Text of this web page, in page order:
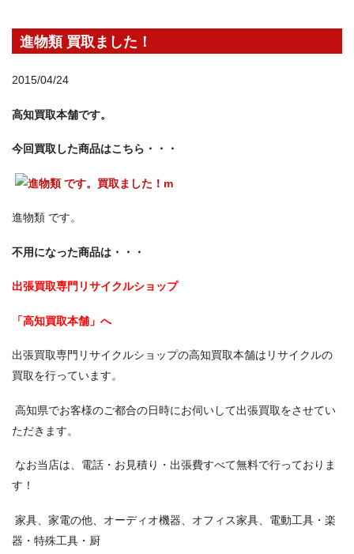
進物類 買取ました！
2015/04/24
高知買取本舗です。
今回買取した商品はこちら・・・
進物類 です。
不用になった商品は・・・
出張買取専門リサイクルショップ
「高知買取本舗」へ
出張買取専門リサイクルショップの高知買取本舗はリサイクルの
買取を行っています。
高知県でお客様のご都合の日時にお伺いして出張買取をさせてい
ただきます。
なお当店は、電話・お見積り・出張費すべて無料で行っておりま
す！
家具、家電の他、オーディオ機器、オフィス家具、電動工具・楽
器・特殊工具・厨